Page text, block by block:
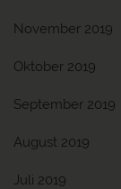
November 2019
Oktober 2019
September 2019
August 2019
Juli 2019